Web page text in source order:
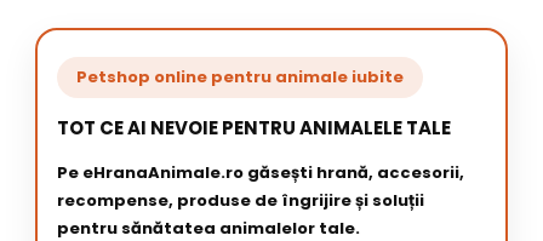
Petshop online pentru animale iubite
TOT CE AI NEVOIE PENTRU ANIMALELE TALE
Pe eHranaAnimale.ro găsești hrană, accesorii,
recompense, produse de îngrijire și soluții
pentru sănătatea animalelor tale.